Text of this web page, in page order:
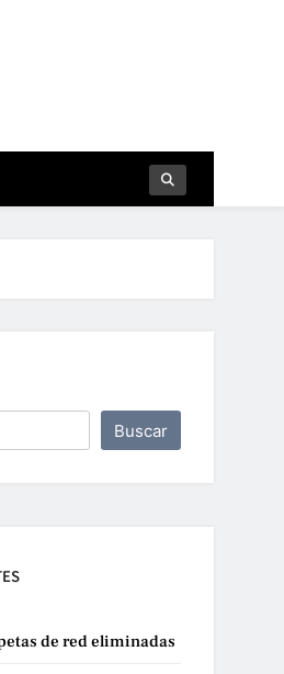
Buscar
de red eliminadas